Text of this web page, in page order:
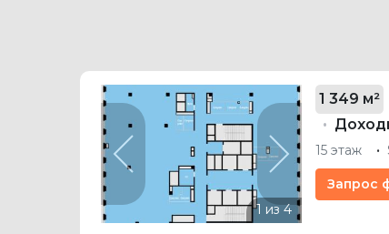
Previous Next
1 349 м²
15 этаж
Запрос